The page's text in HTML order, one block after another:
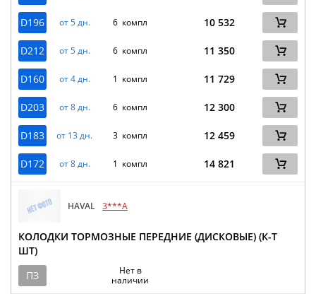
D196 от 5 дн. 6 компл 10 532
D212 от 5 дн. 6 компл 11 350
D160 от 4 дн. 1 компл 11 729
D203 от 8 дн. 6 компл 12 300
D183 от 13 дн. 3 компл 12 459
D172 от 8 дн. 1 компл 14 821
HAVAL 3***A
КОЛОДКИ ТОРМОЗНЫЕ ПЕРЕДНИЕ (ДИСКОВЫЕ) (К-Т
ШТ)
ПЗ
Нет в
наличии